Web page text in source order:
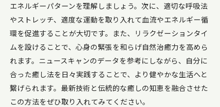
エネルギーパターンを理解しましょう。次に、適切な呼吸法
やストレッチ、適度な運動を取り入れて血流やエネルギー循
環を促進することが大切です。また、リラクゼーションタイ
ムを設けることで、心身の緊張を和らげ自然治癒力を高めら
れます。ニュースキャンのデータを参考にしながら、自分に
合った癒し法を日々実践することで、より健やかな生活へと
繋げられます。最新技術と伝統的な癒しの知恵を融合させた
この方法をぜひ取り入れてみてください。